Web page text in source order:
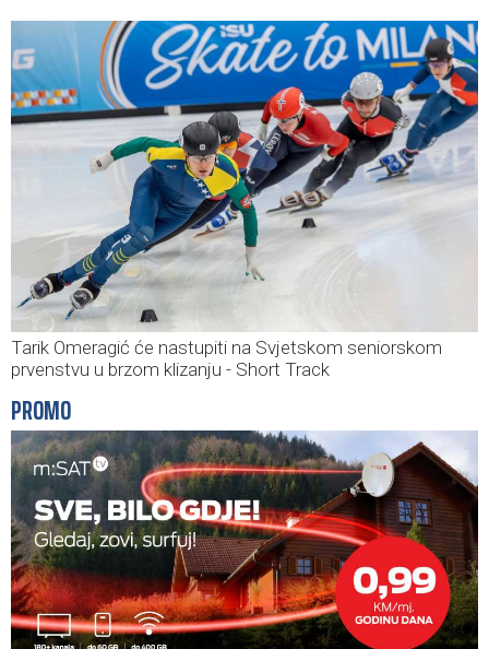
Tarik Omeragić će nastupiti na Svjetskom seniorskom
prvenstvu u brzom klizanju - Short Track
PROMO